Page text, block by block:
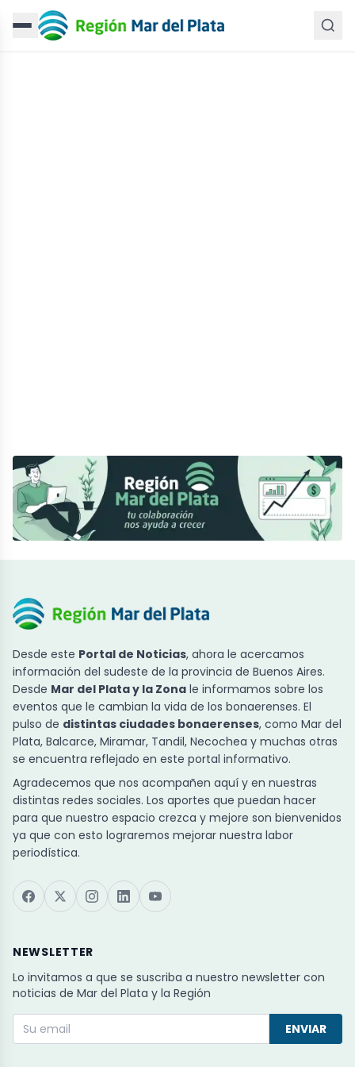
Desde este Portal de Noticias, ahora le acercamos
información del sudeste de la provincia de Buenos Aires.
Desde Mar del Plata y la Zona le informamos sobre los
eventos que le cambian la vida de los bonaerenses. El
pulso de distintas ciudades bonaerenses, como Mar del
Plata, Balcarce, Miramar, Tandil, Necochea y muchas otras
se encuentra reflejado en este portal informativo.
Agradecemos que nos acompañen aquí y en nuestras
distintas redes sociales. Los aportes que puedan hacer
para que nuestro espacio crezca y mejore son bienvenidos
ya que con esto lograremos mejorar nuestra labor
periodística.
NEWSLETTER
Lo invitamos a que se suscriba a nuestro newsletter con
noticias de Mar del Plata y la Región
ENVIAR